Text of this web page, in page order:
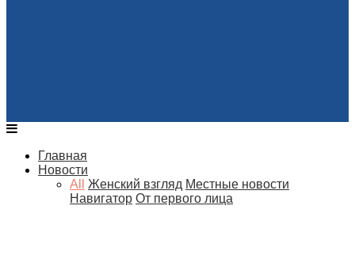
Главная
Новости
All
Женский взгляд Местные новости
Навигатор От первого лица